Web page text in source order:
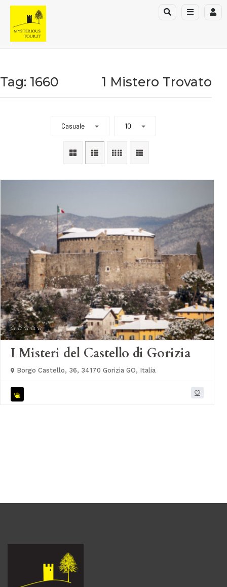
Tag: 1660 1 Mistero Trovato
Casuale 10
I Misteri del Castello di Gorizia
Borgo Castello, 36, 34170 Gorizia GO, Italia